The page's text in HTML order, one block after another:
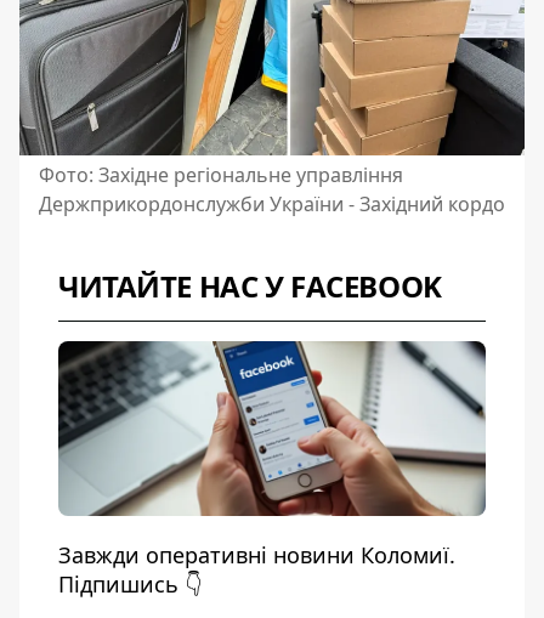
Фото: Західне регіональне управління
Держприкордонслужби України - Західний кордо
ЧИТАЙТЕ НАС У FACEBOOK
Завжди оперативні новини Коломиї.
Підпишись 👇